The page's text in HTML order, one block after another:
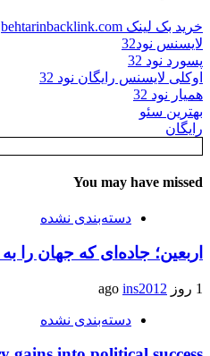
خرید بک لینک behtarinbacklink.com
لایسنس نود32
پسورد نود 32
اوکلی لایسنس رایگان نود 32
همیار نود 32
بهترین سئو
رایگان
You may have missed
دسته‌بندی نشده
اربعین؛ جاده‌ای که جهان را
1 روز ago ins2012
دسته‌بندی نشده